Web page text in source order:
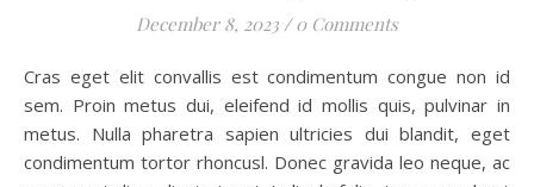
December 8, 2023 / 0 Comments
Cras eget elit convallis est condimentum congue non id
sem. Proin metus dui, eleifend id mollis quis, pulvinar in
metus. Nulla pharetra sapien ultricies dui blandit, eget
condimentum tortor rhoncusl. Donec gravida leo neque, ac